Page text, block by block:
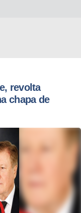
revolta
chapa de